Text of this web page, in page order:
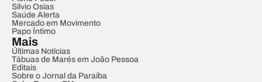
Sílvio Osias
Saúde Alerta
Mercado em Movimento
Papo Íntimo
Mais
Últimas Notícias
Tábuas de Marés em João Pessoa
Editais
Sobre o Jornal da Paraíba